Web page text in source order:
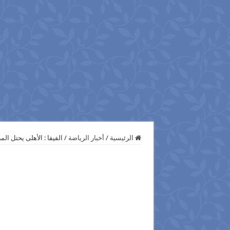
الرئيسية / أخبار الرياضة / الفيفا : الأهلى يحتل المركز128